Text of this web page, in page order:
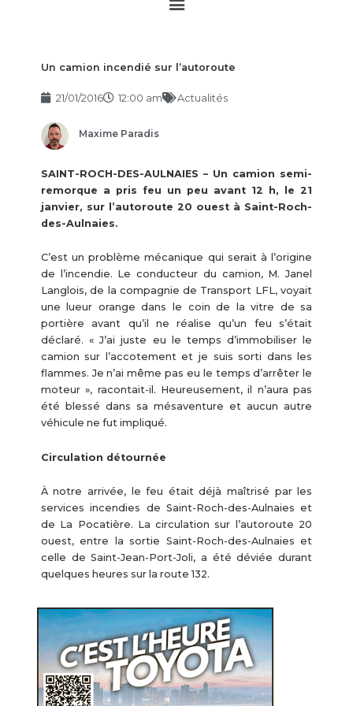
Un camion incendié sur l’autoroute
21/01/2016 12:00 am Actualités
Maxime Paradis
SAINT-ROCH-DES-AULNAIES – Un camion semi-
remorque a pris feu un peu avant 12 h, le 21
janvier, sur l’autoroute 20 ouest à Saint-Roch-
des-Aulnaies.
C’est un problème mécanique qui serait à l’origine
de l’incendie. Le conducteur du camion, M. Janel
Langlois, de la compagnie de Transport LFL, voyait
une lueur orange dans le coin de la vitre de sa
portière avant qu’il ne réalise qu’un feu s’était
déclaré. « J’ai juste eu le temps d’immobiliser le
camion sur l’accotement et je suis sorti dans les
flammes. Je n’ai même pas eu le temps d’arrêter le
moteur », racontait-il. Heureusement, il n’aura pas
été blessé dans sa mésaventure et aucun autre
véhicule ne fut impliqué.
Circulation détournée
À notre arrivée, le feu était déjà maîtrisé par les
services incendies de Saint-Roch-des-Aulnaies et
de La Pocatière. La circulation sur l’autoroute 20
ouest, entre la sortie Saint-Roch-des-Aulnaies et
celle de Saint-Jean-Port-Joli, a été déviée durant
quelques heures sur la route 132.